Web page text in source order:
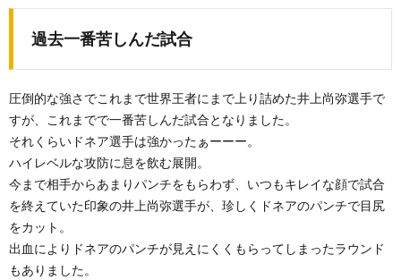
過去一番苦しんだ試合
圧倒的な強さでこれまで世界王者にまで上り詰めた井上尚弥選手で
すが、これまでで一番苦しんだ試合となりました。
それくらいドネア選手は強かったぁーーー。
ハイレベルな攻防に息を飲む展開。
今まで相手からあまりパンチをもらわず、いつもキレイな顔で試合
を終えていた印象の井上尚弥選手が、珍しくドネアのパンチで目尻
をカット。
出血によりドネアのパンチが見えにくくもらってしまったラウンド
もありました。